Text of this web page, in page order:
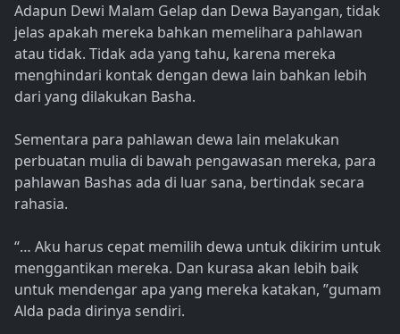
Adapun Dewi Malam Gelap dan Dewa Bayangan, tidak
jelas apakah mereka bahkan memelihara pahlawan
atau tidak. Tidak ada yang tahu, karena mereka
menghindari kontak dengan dewa lain bahkan lebih
dari yang dilakukan Basha.
Sementara para pahlawan dewa lain melakukan
perbuatan mulia di bawah pengawasan mereka, para
pahlawan Bashas ada di luar sana, bertindak secara
rahasia.
“… Aku harus cepat memilih dewa untuk dikirim untuk
menggantikan mereka. Dan kurasa akan lebih baik
untuk mendengar apa yang mereka katakan, ”gumam
Alda pada dirinya sendiri.